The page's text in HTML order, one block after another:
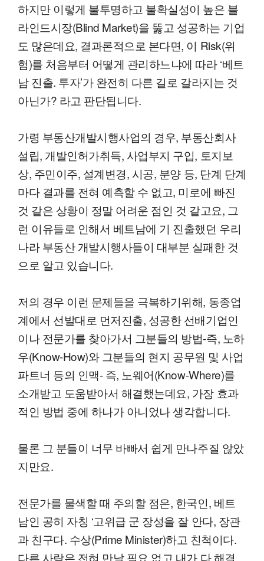
하지만 이렇게 불투명하고 불확실성이 높은 블
라인드시장(Blind Market)을 뚫고 성공하는 기업
도 많은데요, 결과론적으로 본다면, 이 Risk(위
험)를 처음부터 어떻게 관리하느냐에 따라 ‘베트
남 진출. 투자’가 완전히 다른 길로 갈라지는 것
아닌가? 라고 판단됩니다.
가령 부동산개발시행사업의 경우, 부동산회사
설립, 개발인허가취득, 사업부지 구입, 토지보
상, 주민이주, 설계변경, 시공, 분양 등, 단계 단계
마다 결과를 전혀 예측할 수 없고, 미로에 빠진
것 같은 상황이 정말 어려운 점인 것 같고요, 그
런 이유들로 인해서 베트남에 기 진출했던 우리
나라 부동산 개발시행사들이 대부분 실패한 것
으로 알고 있습니다.
저의 경우 이런 문제들을 극복하기위해, 동종업
계에서 선발대로 먼저진출, 성공한 선배기업인
이나 전문가를 찾아가서 그분들의 방법-즉, 노하
우(Know-How)와 그분들의 현지 공무원 및 사업
파트너 등의 인맥- 즉, 노웨어(Know-Where)를
소개받고 도움받아서 해결했는데요, 가장 효과
적인 방법 중에 하나가 아니었나 생각합니다.
물론 그 분들이 너무 바빠서 쉽게 만나주질 않았
지만요.
전문가를 물색할 때 주의할 점은, 한국인, 베트
남인 공히 자칭 ‘고위급 군 장성을 잘 안다, 장관
과 친구다. 수상(Prime Minister)하고 친척이다.
다른 사람은 전혀 만날 필요 없고 내가 다 해결